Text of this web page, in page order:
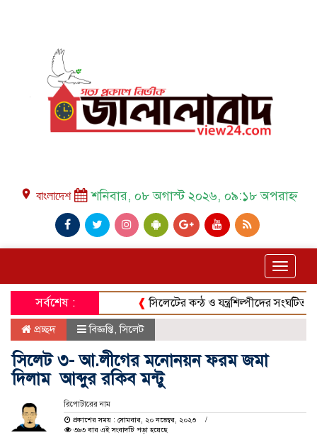
place বাংলাদেশ শনিবার, ০৮ অগাস্ট ২০২৬, ০৯:১৮ অপরাহ্ন
Toggle
সর্বশেষ : সিলেটের কন্ঠ ও যন্ত্রশিল্পীদের সংঘটিত করার
প্রচ্ছদ বিজ্ঞপ্তি,সিলেট
সিলেট ৩- আ.লীগের মনোনয়ন ফরম জমা
দিলাম আব্দুর রকিব মন্টু
রিপোটারের নাম
প্রকাশের সময় : সোমবার, ২০ নভেম্বর, ২০২৩
৩৯৩ বার এই সংবাদটি পড়া হয়েছে